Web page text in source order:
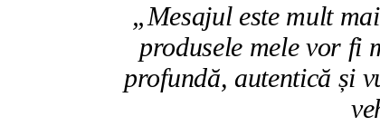
„Mesajul este mult
produsele mele vor fi
profundă, autentică și